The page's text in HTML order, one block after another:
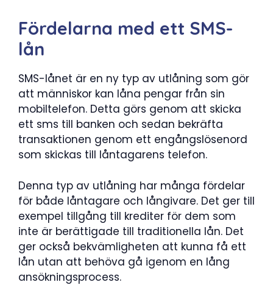
Fördelarna med ett SMS-
lån
SMS-lånet är en ny typ av utlåning som gör
att människor kan låna pengar från sin
mobiltelefon. Detta görs genom att skicka
ett sms till banken och sedan bekräfta
transaktionen genom ett engångslösenord
som skickas till låntagarens telefon.
Denna typ av utlåning har många fördelar
för både låntagare och långivare. Det ger till
exempel tillgång till krediter för dem som
inte är berättigade till traditionella lån. Det
ger också bekvämligheten att kunna få ett
lån utan att behöva gå igenom en lång
ansökningsprocess.